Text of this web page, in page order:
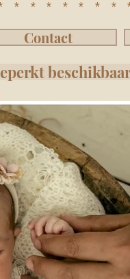
Contact